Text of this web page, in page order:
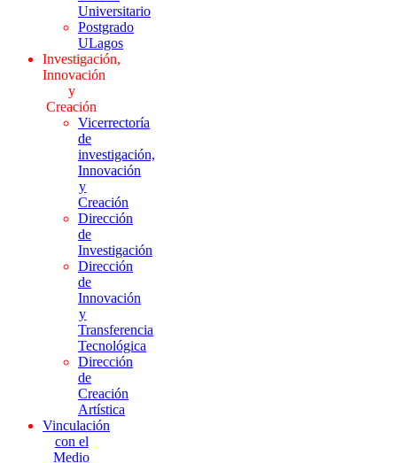
Universitario
Postgrado
ULagos
Investigación,
Innovación
y
Creación
Vicerrectoría
de
investigación,
Innovación
y
Creación
Dirección
de
Investigación
Dirección
de
Innovación
y
Transferencia
Tecnológica
Dirección
de
Creación
Artística
Vinculación
con el
Medio